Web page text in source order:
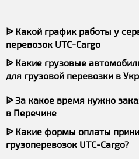
ᐉ Какой график работы у
перевозок UTC-Cargo
ᐉ Какие грузовые
для грузовой перевозки в
ᐉ За какое время нужно
в Перечине
ᐉ Какие формы оплаты
грузоперевозок UTC-Cargo?